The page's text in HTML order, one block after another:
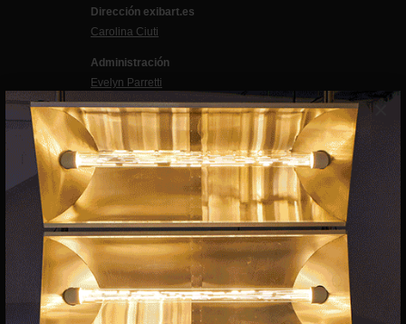
×
Dirección exibart.es
Carolina Ciuti
Administración
Evelyn Parretti
Marketing
Francesca Grismondi
Programación y diseño web
Giovanni Costante
Marcello Moi